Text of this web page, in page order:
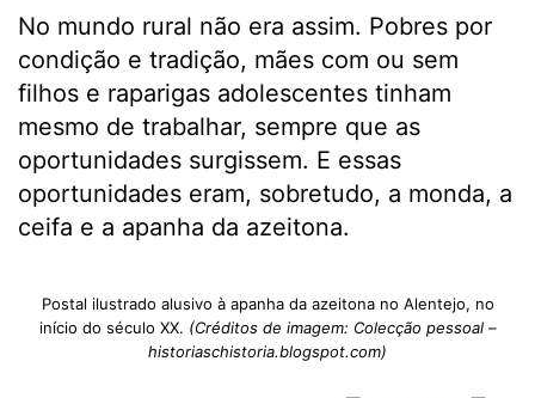
No mundo rural não era assim. Pobres por
condição e tradição, mães com ou sem
filhos e raparigas adolescentes tinham
mesmo de trabalhar, sempre que as
oportunidades surgissem. E essas
oportunidades eram, sobretudo, a monda, a
ceifa e a apanha da azeitona.
Postal ilustrado alusivo à apanha da azeitona no Alentejo, no
início do século XX. (Créditos de imagem: Colecção pessoal –
historiaschistoria.blogspot.com)